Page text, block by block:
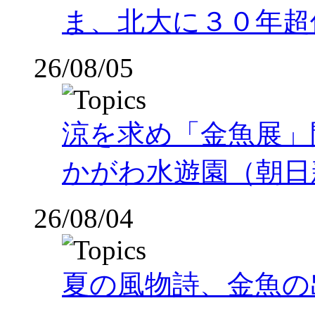
ま、北大に３０年
26/08/05
涼を求め「金魚展
かがわ水遊園（朝
26/08/04
夏の風物詩、金魚